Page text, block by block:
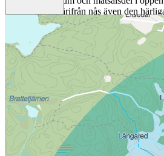
planlösning. Härifrån nås även den
med rogivande utsikt mot grönskan.
med gott om arbetsyta och förvaring. En
bostadens mer privata del där ett mysigt
sovrummen på ett naturligt sätt. Här
stilrent badrum som skapar extra
hem för dig som söker något utöver det
modern komfort möter lugnet från
område med närhet till skog och
skolor, service, kommunikationer och
bekvämt avstånd.